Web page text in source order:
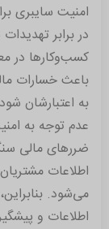
امنیت سایبری
در برابر
کسب‌وکارها در
باعث خسارات
به اعتبارشان
عدم توجه به
ضررهای مالی
اطلاعات
می‌شود.
اطلاعات و